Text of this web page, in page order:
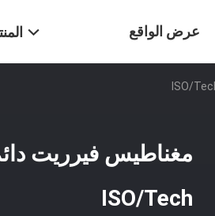
عرض الواقع
الافتراضي
مغناطيس فيرريت
ISO/Tech